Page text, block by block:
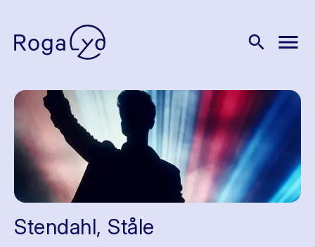
search menu
Stendahl, Ståle